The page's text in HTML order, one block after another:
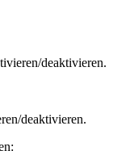
deaktivieren.
deaktivieren.